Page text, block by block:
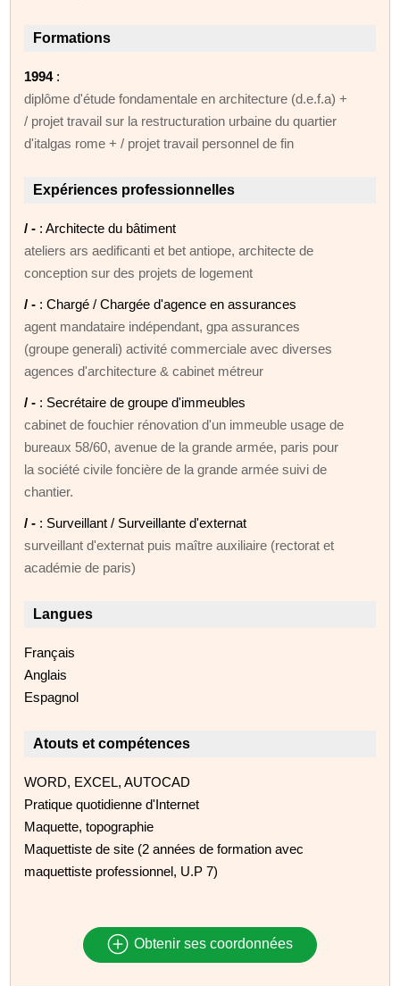
Formations
1994:
diplôme d'étude fondamentale en architecture (d.e.f.a) +
/ projet travail sur la restructuration urbaine du quartier
d'italgas rome + / projet travail personnel de fin
Expériences professionnelles
/ - : Architecte du bâtiment
ateliers ars aedificanti et bet antiope, architecte de
conception sur des projets de logement
/ - : Chargé / Chargée d'agence en assurances
agent mandataire indépendant, gpa assurances
(groupe generali) activité commerciale avec diverses
agences d'architecture & cabinet métreur
/ - : Secrétaire de groupe d'immeubles
cabinet de fouchier rénovation d'un immeuble usage de
bureaux 58/60, avenue de la grande armée, paris pour
la société civile foncière de la grande armée suivi de
chantier.
/ - : Surveillant / Surveillante d'externat
surveillant d'externat puis maître auxiliaire (rectorat et
académie de paris)
Langues
Français
Anglais
Espagnol
Atouts et compétences
WORD, EXCEL, AUTOCAD
Pratique quotidienne d'Internet
Maquette, topographie
Maquettiste de site (2 années de formation avec
maquettiste professionnel, U.P 7)
Obtenir ses coordonnées